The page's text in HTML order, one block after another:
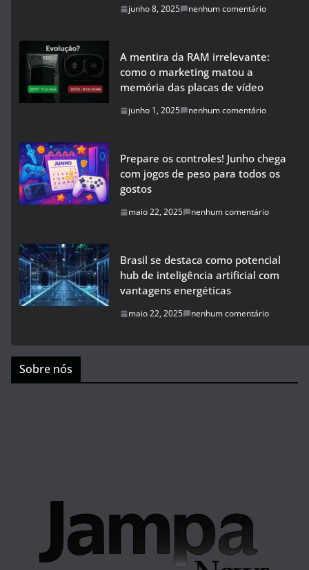
junho 8, 2025 nenhum comentário
A mentira da RAM irrelevante:
como o marketing matou a
memória das placas de vídeo
junho 1, 2025 nenhum comentário
Prepare os controles! Junho chega
com jogos de peso para todos os
gostos
maio 22, 2025 nenhum comentário
Brasil se destaca como potencial
hub de inteligência artificial com
vantagens energéticas
maio 22, 2025 nenhum comentário
Sobre nós